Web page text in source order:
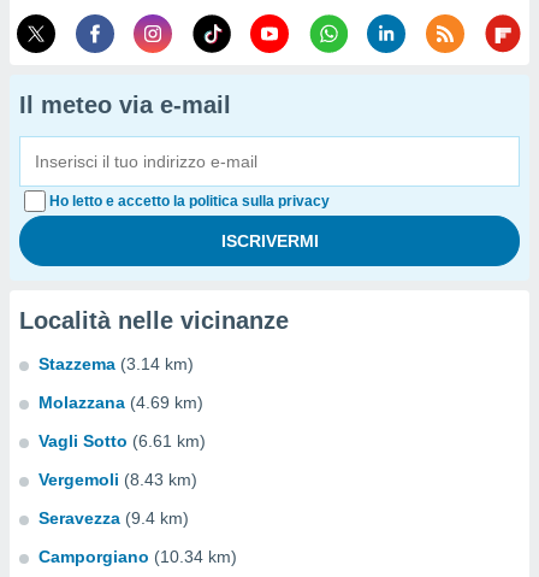
Il meteo via e-mail
Ho letto e accetto la politica sulla privacy
Località nelle vicinanze
Stazzema (3.14 km)
Molazzana (4.69 km)
Vagli Sotto (6.61 km)
Vergemoli (8.43 km)
Seravezza (9.4 km)
Camporgiano (10.34 km)